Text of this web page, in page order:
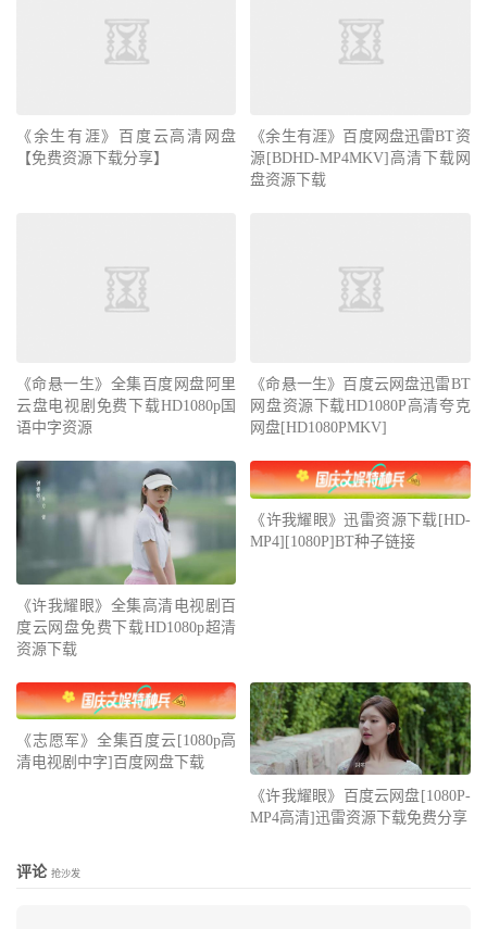
《余生有涯》百度云高清网盘
【免费资源下载分享】
《余生有涯》百度网盘迅雷BT资
源[BDHD-MP4MKV]高清下载网
盘资源下载
《命悬一生》全集百度网盘阿里
云盘电视剧免费下载HD1080p国
语中字资源
《命悬一生》百度云网盘迅雷BT
网盘资源下载HD1080P高清夸克
网盘[HD1080PMKV]
《许我耀眼》全集高清电视剧百
度云网盘免费下载HD1080p超清
资源下载
《许我耀眼》迅雷资源下载[HD-
MP4][1080P]BT种子链接
《志愿军》全集百度云[1080p高
清电视剧中字]百度网盘下载
《许我耀眼》百度云网盘[1080P-
MP4高清]迅雷资源下载免费分享
评论 抢沙发